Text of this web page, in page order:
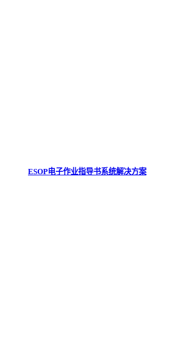
ESOP电子作业指导书系统解决方案